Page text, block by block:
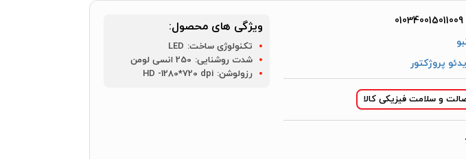
پروژکتور
و سلامت فیزیکی کالا
ویژگی های محصول:
تکنولوژی ساخت: LED
شدت روشنایی: 250 انسی لومن
رزولوشن: HD -1280*720 dpi